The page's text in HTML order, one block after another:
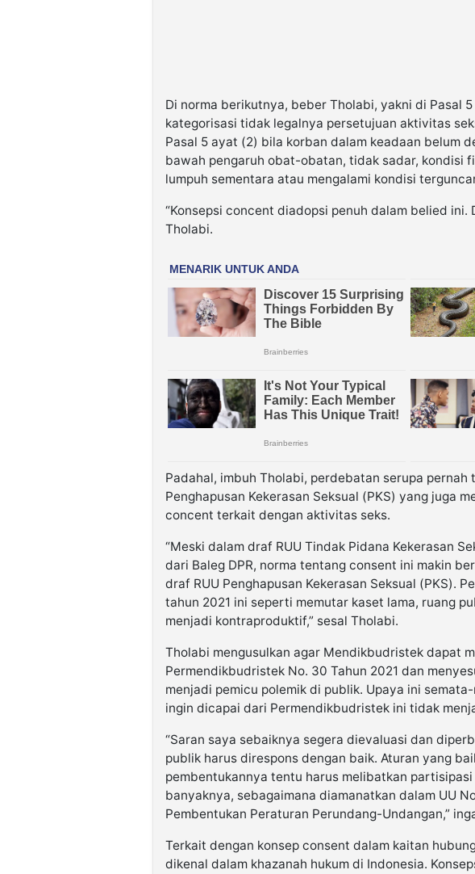
Di norma berikutnya, beber Tholabi, yakni di Pasal
kategorisasi tidak legalnya persetujuan aktivitas
Pasal 5 ayat (2) bila korban dalam keadaan belum
bawah pengaruh obat-obatan, tidak sadar, kondisi
lumpuh sementara atau mengalami kondisi
“Konsepsi concent diadopsi penuh dalam belied ini.
Tholabi.
Padahal, imbuh Tholabi, perdebatan serupa pernah
Penghapusan Kekerasan Seksual (PKS) yang juga
concent terkait dengan aktivitas seks.
“Meski dalam draf RUU Tindak Pidana Kekerasan
dari Baleg DPR, norma tentang consent ini makin
draf RUU Penghapusan Kekerasan Seksual (PKS).
tahun 2021 ini seperti memutar kaset lama, ruang
menjadi kontraproduktif,” sesal Tholabi.
Tholabi mengusulkan agar Mendikbudristek dapat
Permendikbudristek No. 30 Tahun 2021 dan
menjadi pemicu polemik di publik. Upaya ini
ingin dicapai dari Permendikbudristek ini tidak
“Saran saya sebaiknya segera dievaluasi dan
publik harus direspons dengan baik. Aturan yang
pembentukannya tentu harus melibatkan
banyaknya, sebagaimana diamanatkan dalam UU
Pembentukan Peraturan Perundang-Undangan,”
Terkait dengan konsep consent dalam kaitan
dikenal dalam khazanah hukum di Indonesia.